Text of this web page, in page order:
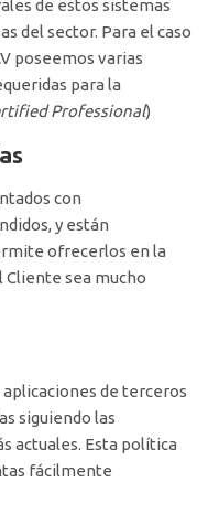
de estos sistemas
del sector. Para el caso
poseemos varias
para la
Professional)
con
y están
ofrecerlos en la
Cliente sea mucho
de terceros
siguiendo las
actuales. Esta política
fácilmente